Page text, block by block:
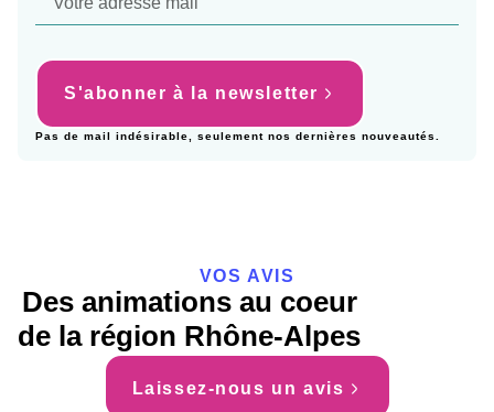
S'abonner à la newsletter
Pas de mail indésirable, seulement nos dernières nouveautés.
VOS AVIS
Des animations au coeur
de la région Rhône-Alpes
Laissez-nous un avis